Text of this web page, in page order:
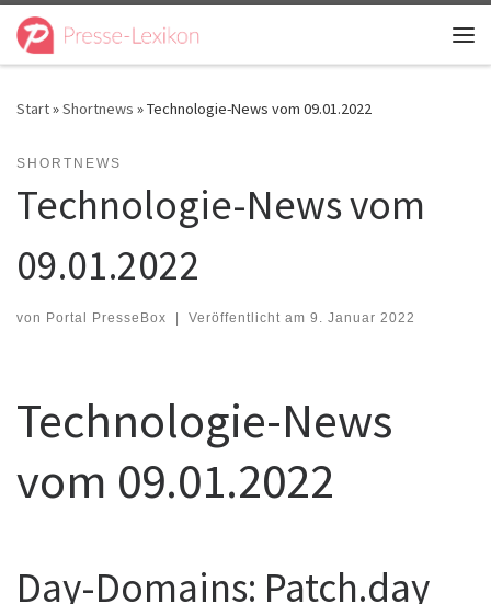
Zum Inhalt springen
Start»Shortnews »Technologie-News vom 09.01.2022
SHORTNEWS
Technologie-News vom
09.01.2022
von Portal PresseBox | Veröffentlicht am 9. Januar 2022
Technologie-News
vom 09.01.2022
Day-Domains: Patch.day